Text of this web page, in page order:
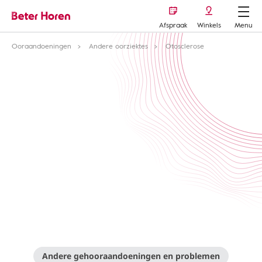
Afspraak Winkels
Menu
Ooraandoeningen
Andere oorziektes Otosclerose
Andere gehooraandoeningen en problemen